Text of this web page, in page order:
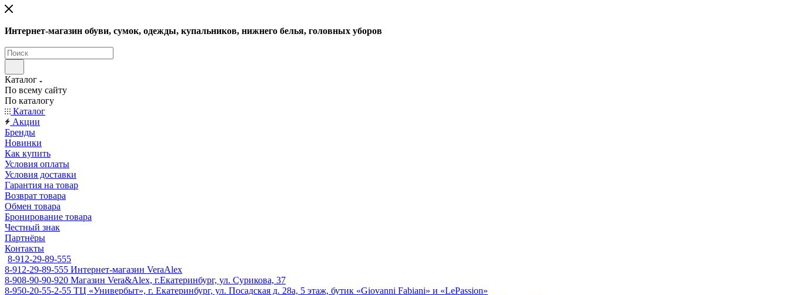
Интернет-магазин обуви, сумок, одежды, купальников, нижнего белья, головных уборов
Каталог
По всему сайту
По каталогу
Каталог
Акции
Бренды
Новинки
Как купить
Условия оплаты
Условия доставки
Гарантия на товар
Возврат товара
Обмен товара
Бронирование товара
Честный знак
Партнёры
Контакты
8-912-29-89-555
8-912-29-89-555 Интернет-магазин VeraAlex
8-908-90-90-920 Магазин Vera&Alex, г.Екатеринбург, ул. Сурикова, 37
8-950-20-55-2-55 ТЦ «Универбыт», г. Екатеринбург, ул. Посадская д. 28а, 5 этаж, бутик «Giovanni Fabiani» и «LePassion»